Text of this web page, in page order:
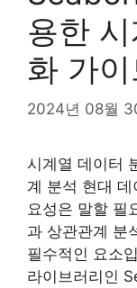
용한
화 가이
2024년 08월
시계열 데이터
계 분석 현대
요성은 말할 필
과 상관관계 분
필수적인 요소
라이브러리인